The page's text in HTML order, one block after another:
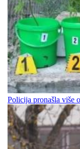
Policija pronašla više